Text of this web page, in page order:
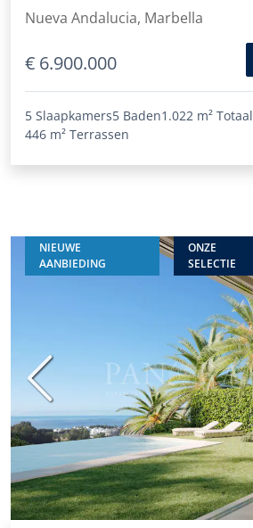
Nueva Andalucia, Marbella
€ 6.900.000
5 Slaapkamers5 Baden1.022 m² Totaal
446 m² Terrassen
NIEUWE
AANBIEDING
ONZE
SELECTIE
Vorige